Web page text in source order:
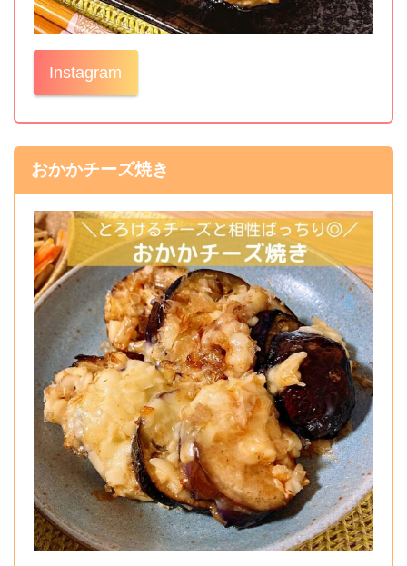
Instagram
おかかチーズ焼き